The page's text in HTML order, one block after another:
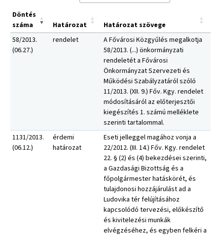
Döntés
száma
Határozat
Határozat szövege
58/2013.
(06.27.)
rendelet
A Fővárosi Közgyűlés megalkotja
58/2013. (...) önkormányzati
rendeletét a Fővárosi
Önkormányzat Szervezeti és
Működési Szabályzatáról szóló
11/2013. (XII. 9.) Főv. Kgy. rendelet
módosításáról az előterjesztői
kiegészítés 1. számú melléklete
szerinti tartalommal.
1131/2013.
(06.12.)
érdemi
határozat
Eseti jelleggel magához vonja a
22/2012. (III. 14.) Főv. Kgy. rendelet
22. § (2) és (4) bekezdései szerinti,
a Gazdasági Bizottság és a
főpolgármester hatáskörét, és
tulajdonosi hozzájárulást ad a
Ludovika tér felújításához
kapcsolódó tervezési, előkészítő
és kivitelezési munkák
elvégzéséhez, és egyben felkéri a